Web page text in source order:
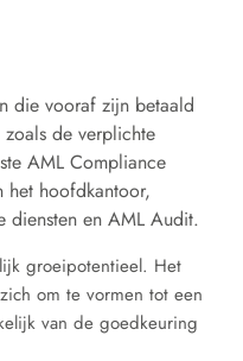
die vooraf zijn betaald
zoals de verplichte
AML Compliance
het hoofdkantoor,
diensten en AML Audit.
groeipotentieel. Het
om te vormen tot een
van de goedkeuring